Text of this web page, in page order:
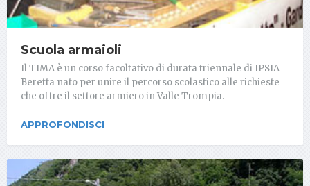
Scuola armaioli
Il TIMA è un corso facoltativo di durata triennale di IPSIA
Beretta nato per unire il percorso scolastico alle richieste
che offre il settore armiero in Valle Trompia.
APPROFONDISCI